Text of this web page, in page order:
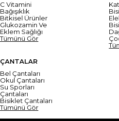
C Vitamini
Bağışıklık
Bitkisel Ürünler
Glukozamin Ve
Eklem Sağlığı
Tümünü Gör
ÇANTALAR
Bel Çantaları
Okul Çantaları
Su Sporları
Çantaları
Bisiklet Çantaları
Tümünü Gör